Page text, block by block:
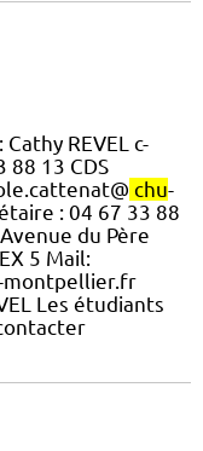
REVEL c-
13 CDS
chu-
: 04 67 33 88
du Père
5 Mail:
montpellier.fr
Les étudiants